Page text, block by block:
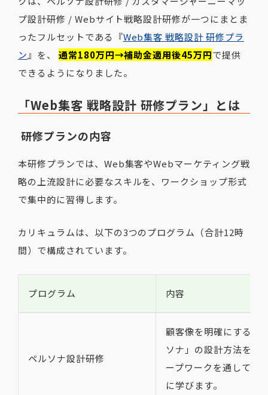
プ設計研修 / Webサイト戦略設計研修が一つにまとま
ったフルセットである『Web集客 戦略設計 研修プラ
ン 』を、 通常180万円→補助金適用後45万円で提供
できるようになりました。
「Web集客 戦略設計 研修プラン」とは
研修プランの内容
本研修プランでは、Web集客やWebマーケティング戦
略の上流設計に必要なスキルを、ワークショップ形式
で集中的に習得します。
カリキュラムは、以下の3つのプログラム（合計12時
間）で構成されています。
プログラム 内容
ペルソナ設計研修
顧客像を明確にする「
ソナ」の設計方法を、
ープワークを通して実
に学びます。